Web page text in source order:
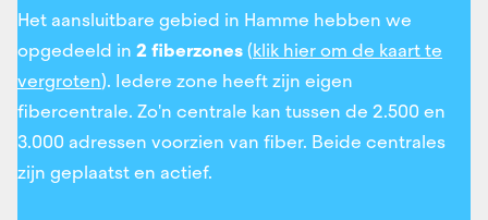
Het aansluitbare gebied in Hamme hebben we
opgedeeld in 2 fiberzones(klik hier om de kaart te
vergroten). Iedere zone heeft zijn eigen
fibercentrale. Zo'n centrale kan tussen de 2.500 en
3.000 adressen voorzien van fiber. Beide centrales
zijn geplaatst en actief.